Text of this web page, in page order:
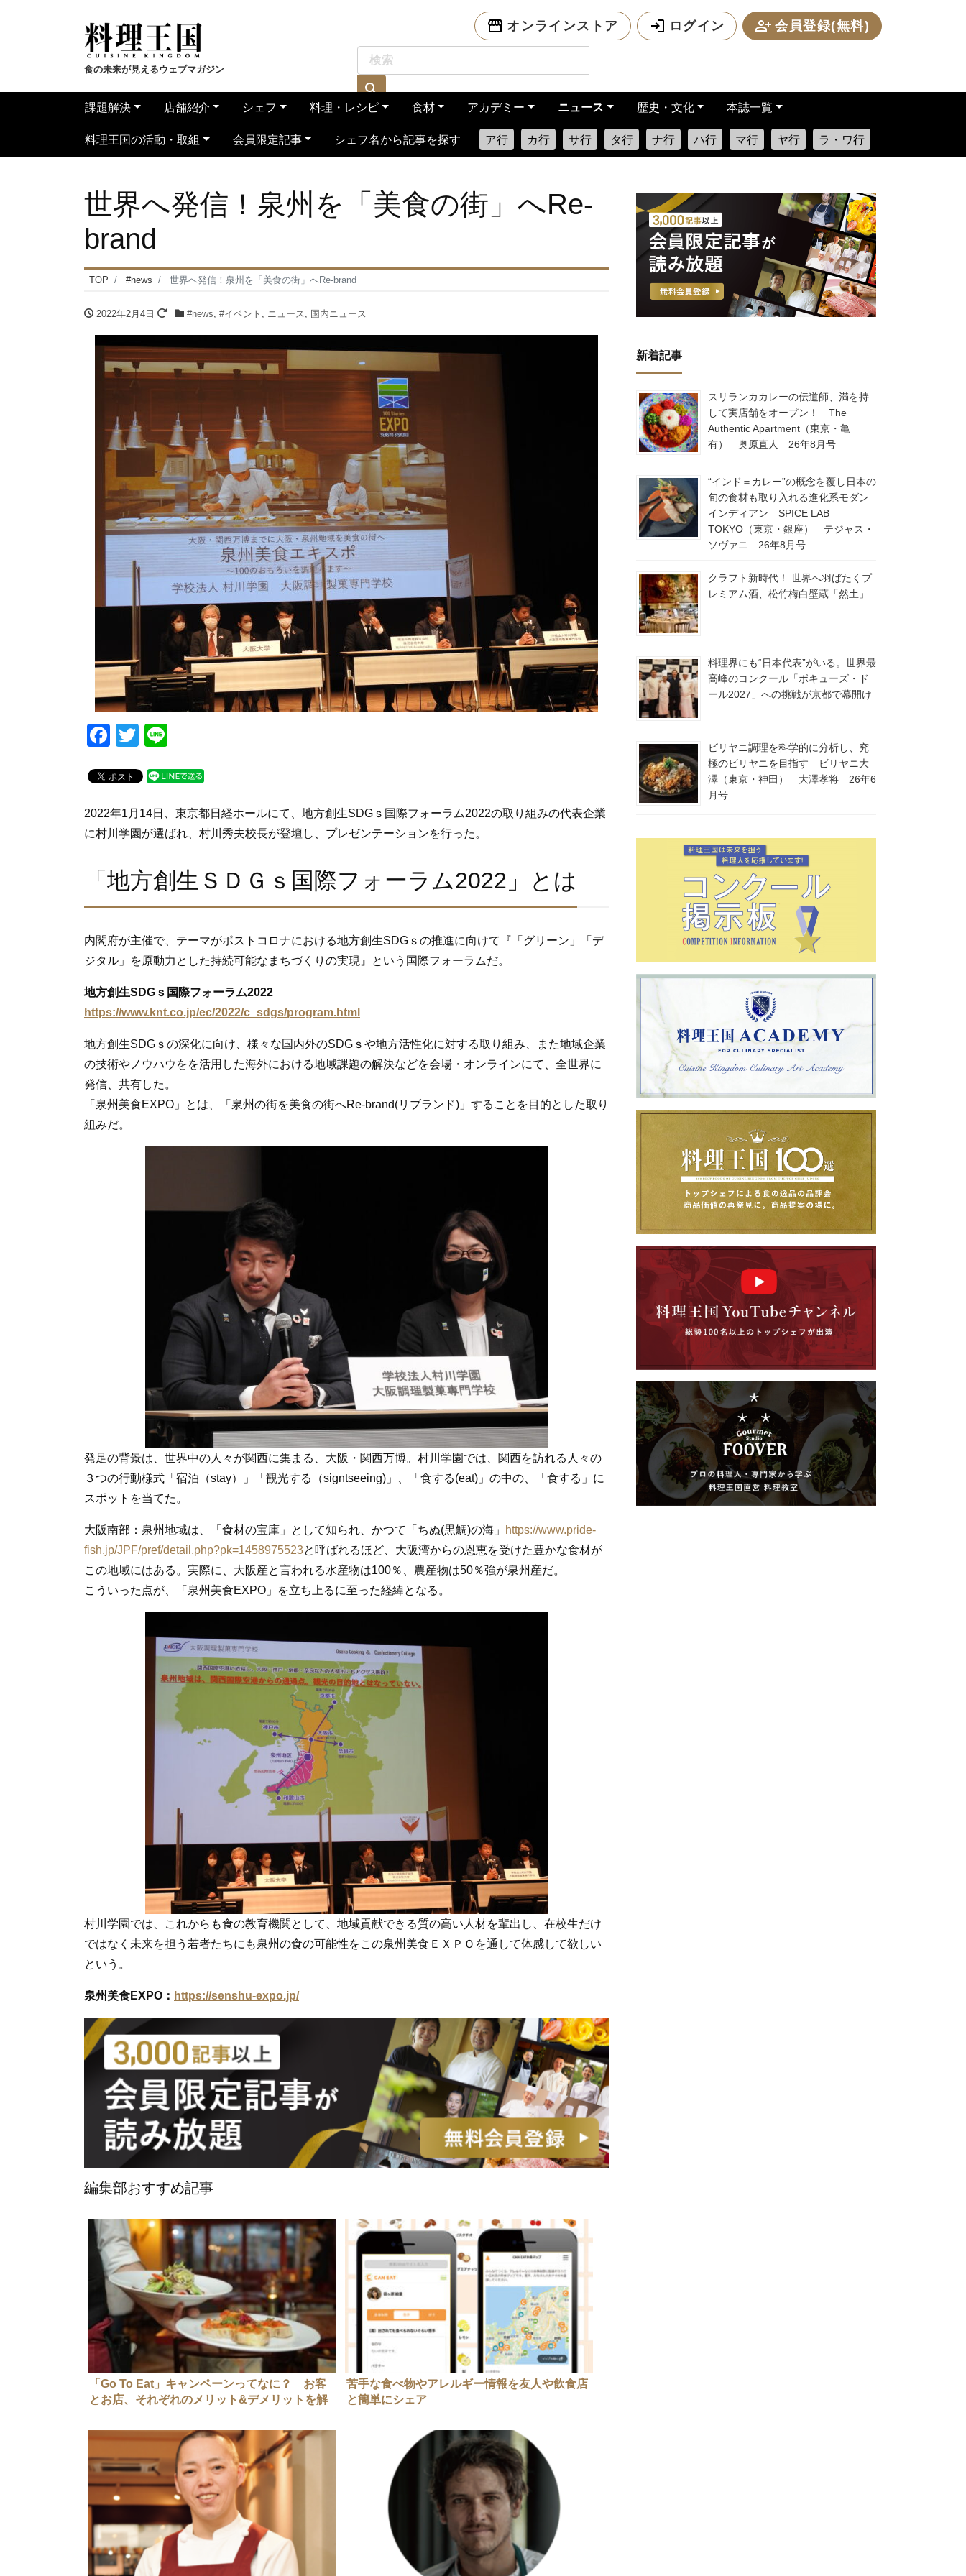
食の未来が見えるウェブマガジン
オンラインストア ログイン 会員登録(無料)
課題解決 店舗紹介 シェフ 料理・レシピ 食材 アカデミー ニュース 歴史・文化 本誌一覧
料理王国の活動・取組 会員限定記事 シェフ名から記事を探す ア行 カ行 サ行 タ行 ナ行 ハ行 マ行 ヤ行 ラ・ワ行
世界へ発信！泉州を「美食の街」へRe-
brand
TOP #news 世界へ発信！泉州を「美食の街」へRe-brand
2022年2月4日 #news, #イベント , ニュース, 国内ニュース
F
c
e
b
o
k
T
tt
er
e
2022年1月14日、東京都日経ホールにて、地方創生SDGｓ国際フォーラム2022の取り組みの代表企業
に村川学園が選ばれ、村川秀夫校長が登壇し、プレゼンテーションを行った。
「地方創生ＳＤＧｓ国際フォーラム2022」とは
内閣府が主催で、テーマがポストコロナにおける地方創生SDGｓの推進に向けて『「グリーン」「デ
ジタル」を原動力とした持続可能なまちづくりの実現』という国際フォーラムだ。
地方創生SDGｓ国際フォーラム2022
https://www.knt.co.jp/ec/2022/c_sdgs/program.html
地方創生SDGｓの深化に向け、様々な国内外のSDGｓや地方活性化に対する取り組み、また地域企業
の技術やノウハウをを活用した海外における地域課題の解決などを会場・オンラインにて、全世界に
発信、共有した。
「泉州美食EXPO」とは、「泉州の街を美食の街へRe-brand(リブランド)」することを目的とした取り
組みだ。
発足の背景は、世界中の人々が関西に集まる、大阪・関西万博。村川学園では、関西を訪れる人々の
３つの行動様式「宿泊（stay）」「観光する（signtseeing)」、「食する(eat)」の中の、「食する」に
スポットを当てた。
大阪南部：泉州地域は、「食材の宝庫」として知られ、かつて「ちぬ(黒鯛)の海」
https://www.pride-
fish.jp/JPF/pref/detail.php?pk=1458975523と呼ばれるほど、大阪湾からの恩恵を受けた豊かな食材が
この地域にはある。実際に、大阪産と言われる水産物は100％、農産物は50％強が泉州産だ。
こういった点が、「泉州美食EXPO」を立ち上るに至った経緯となる。
村川学園では、これからも食の教育機関として、地域貢献できる質の高い人材を輩出し、在校生だけ
ではなく未来を担う若者たちにも泉州の食の可能性をこの泉州美食ＥＸＰＯを通して体感して欲しい
という。
泉州美食EXPO： https://senshu-expo.jp/
編集部おすすめ記事
「Go To Eat」キャンペーンってなに？ お客
とお店、それぞれのメリット&デメリットを解
苦手な食べ物やアレルギー情報を友人や飲食店
と簡単にシェア
新着記事
スリランカカレーの伝道師、満を持
して実店舗をオープン！ The
Authentic Apartment（東京・亀
有） 奥原直人 26年8月号
“インド＝カレー”の概念を覆し日本の
旬の食材も取り入れる進化系モダン
インディアン SPICE LAB
TOKYO（東京・銀座） テジャス・
ソヴァニ 26年8月号
クラフト新時代！ 世界へ羽ばたくプ
レミアム酒、松竹梅白壁蔵「然土」
料理界にも“日本代表”がいる。世界最
高峰のコンクール「ボキューズ・ド
ール2027」への挑戦が京都で幕開け
ビリヤニ調理を科学的に分析し、究
極のビリヤニを目指す ビリヤニ大
澤（東京・神田） 大澤孝将 26年6
月号